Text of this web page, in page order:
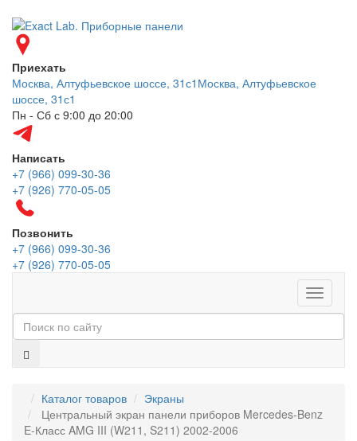
Приехать
Москва, Алтуфьевское шоссе, 31с1 Москва, Алтуфьевское
шоссе, 31с1
Пн - Сб с 9:00 до 20:00
Написать
+7 (966) 099-30-36
+7 (926) 770-05-05
Позвонить
+7 (966) 099-30-36
+7 (926) 770-05-05
Меню
Каталог товаров
Экраны
Центральный экран панели приборов Mercedes-Benz
E-Класс AMG III (W211, S211) 2002-2006